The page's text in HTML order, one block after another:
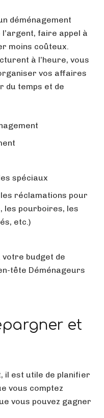
déménagement
faire appel à
moins coûteux.
à l’heure, vous
vos affaires
du temps et de
spéciaux
réclamations pour
les pourboires, les
etc.)
budget de
tête Déménageurs
et
il est utile de planifier
vous comptez
vous pouvez gagner